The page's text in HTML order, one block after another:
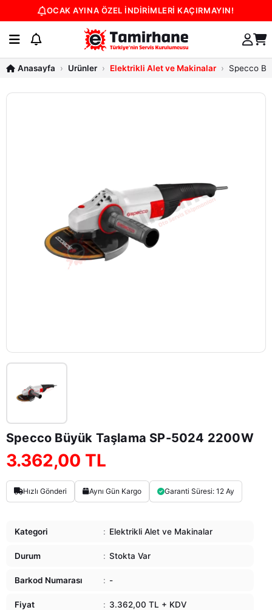
OCAK AYINA ÖZEL İNDİRİMLERİ KAÇIRMAYIN!
Ürünler Elektrikli Alet ve Makinalar Specco
Specco Büyük Taşlama SP-5024 2200W
3.362,00 TL
Hızlı Gönderi Aynı Gün Kargo Garanti Süresi: 12 Ay
Kategori : Elektrikli Alet ve Makinalar
Durum : Stokta Var
Barkod Numarası : -
Fiyat : 3.362,00 TL + KDV